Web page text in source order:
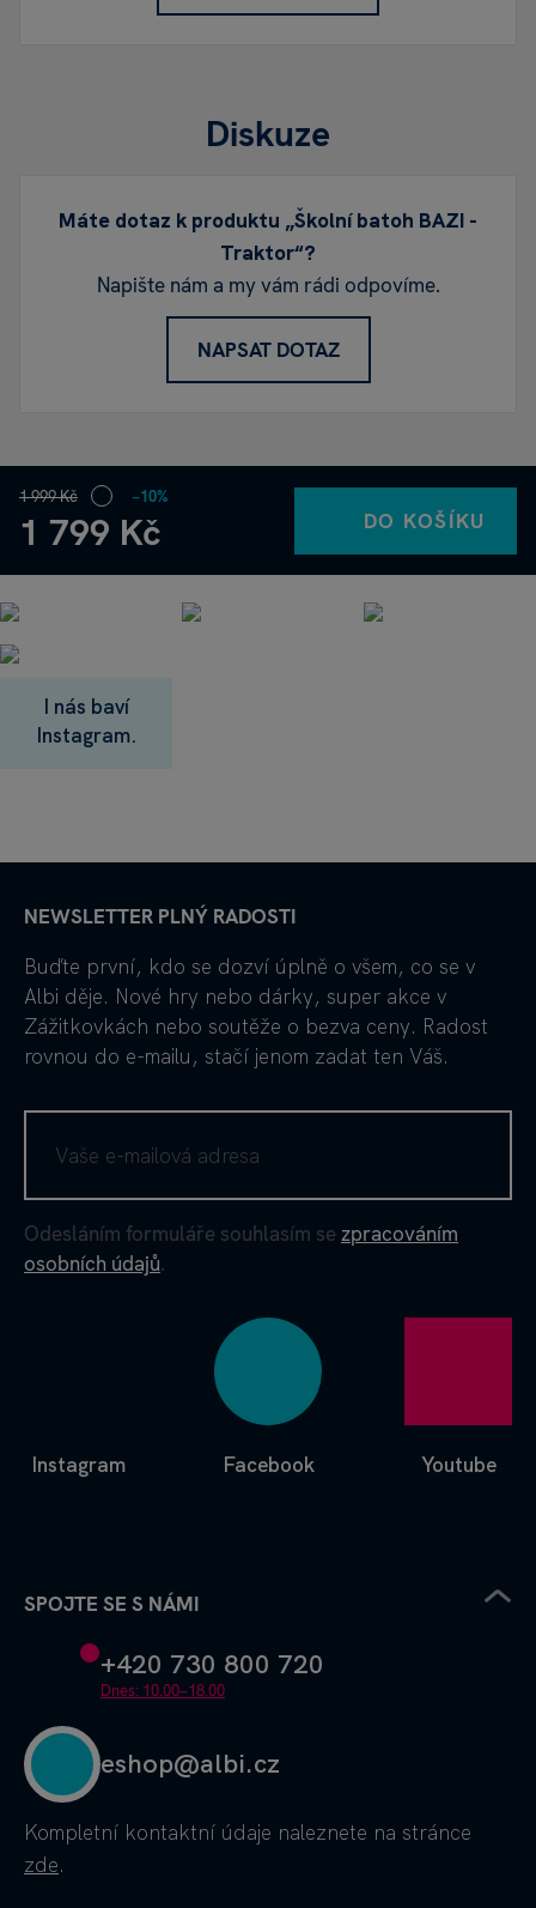
Diskuze
Máte dotaz k produktu „Školní batoh BAZI -
Traktor“?
Napište nám a my vám rádi odpovíme.
NAPSAT DOTAZ
1 999 Kč
1 799 Kč
−10%
DO KOŠÍKU
I nás baví
Instagram.
NEWSLETTER PLNÝ RADOSTI
Buďte první, kdo se dozví úplně o všem, co se v
Albi děje. Nové hry nebo dárky, super akce v
Zážitkovkách nebo soutěže o bezva ceny. Radost
rovnou do e-mailu, stačí jenom zadat ten Váš.
Odesláním formuláře souhlasím se zpracováním
osobních údajů.
Facebook
Instagram Youtube
SPOJTE SE S NÁMI
+420 730 800 720
Dnes: 10.00–18.00
eshop@albi.cz
Kompletní kontaktní údaje naleznete na stránce
zde.